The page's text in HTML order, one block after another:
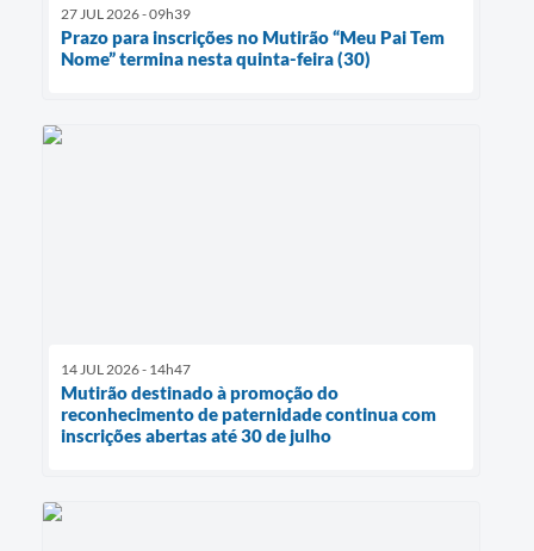
27 JUL 2026 - 09h39
Prazo para inscrições no Mutirão “Meu Pai Tem
Nome” termina nesta quinta-feira (30)
14 JUL 2026 - 14h47
Mutirão destinado à promoção do
reconhecimento de paternidade continua com
inscrições abertas até 30 de julho